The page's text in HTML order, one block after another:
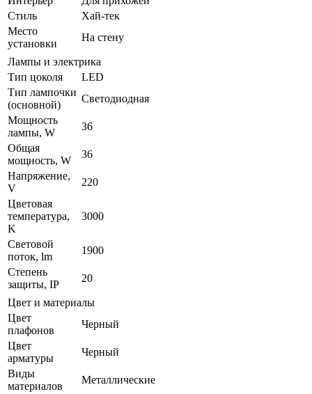
Стиль
Хай-тек
Место
установки
На стену
Лампы и электрика
Тип цоколя
LED
Тип лампочки
(основной)
Светодиодная
Мощность
лампы, W
36
Общая
мощность, W
36
Напряжение,
V
220
Цветовая
температура,
K
3000
Световой
поток, lm
1900
Степень
защиты, IP
20
Цвет и материалы
Цвет
плафонов
Черный
Цвет
арматуры
Черный
Виды
материалов
Металлические